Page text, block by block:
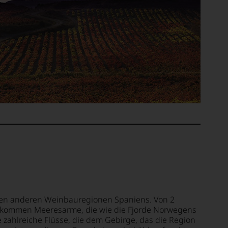
anderen Weinbauregionen Spaniens. Von 2
Meeresarme, die wie die Fjorde Norwegens
Flüsse, die dem Gebirge, das die Region